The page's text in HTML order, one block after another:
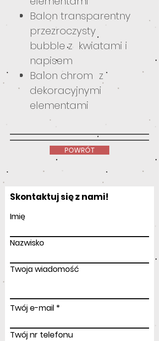
Balon transparentny
przezroczysty
bubble z kwiatami i
napisem
Balon chrom z
dekoracyjnymi
elementami
POWRÓT
Skontaktuj się z nami!
Imię
Nazwisko
Twoja wiadomość
Twój e-mail
Twój nr telefonu